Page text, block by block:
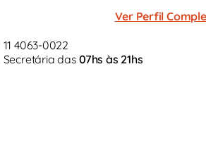
Ver Perfil
11 4063-0022
Secretária das07hs às 21hs